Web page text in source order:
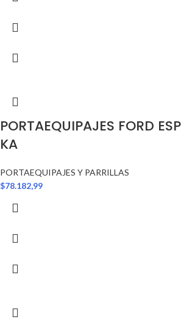
PORTAEQUIPAJES FORD
KA
PORTAEQUIPAJES Y PARRILLAS
$78.182,99